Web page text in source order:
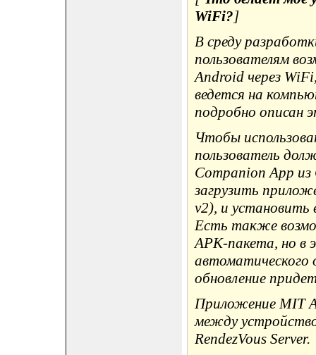
WiFi?]
В среду
пользователям
Android через
ведется на
подробно описан
Чтобы
пользователь
Companion App
загрузить
v2), и установить
Есть также
APK-пакета, но в
автоматического
обновление
Приложение MIT
между
RendezVous Server.